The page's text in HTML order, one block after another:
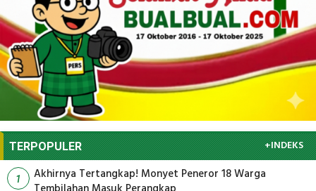
TERPOPULER +INDEKS
1
Akhirnya Tertangkap! Monyet Peneror 18 Warga